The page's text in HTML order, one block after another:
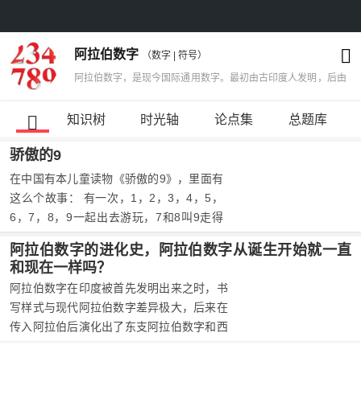
阿拉伯数字 （数字 | 符号）
阿拉伯数字，是现今国际通用数字。最初由古印度人发明，后由
的传播，成为该种数字最终被国际通用的关键节点，所以人们称
右，从左往右书写。借助一些简单的数学符号(小数点、负号、
百分号等)，这个系统可以明确的表示所有的有理数。为了表示
极大或极小的数字，人们在阿拉伯数字的基础上创造了科学记数
法。公元500年前后，随着经济、种姓制度的兴起和发展，印度
次大陆西北部的旁遮普地区的数学一直处于领先地位。
知识树 时光轴 论点集 总题库
骄傲的9
在中国有本儿童读物《骄傲的9》，里面有
这么个故事： 有一次，1，2，3，4，5，
6，7，8，9一起出去游玩，7和8叫9走得
快一点儿，可9却骄傲地说：“我是老大，我
不会听你们的。 ”走了一会儿，9不小心摔
了个跟头，变成了6，于是它只好站在8和7
的后面。 又过了一会儿，它觉得自己还是
比1，2，3，4，5大，所以又骄傲了起来。
1，2，3，4，5让它走得快一点儿，它还是
阿拉伯数字的进化史，阿拉伯数字从诞生开始就一直
和现在一样吗？
阿拉伯数字在印度被首先发明出来之时，书
写样式与现代阿拉伯数字差异极大，后来在
传入阿拉伯后演化出了东支阿拉伯数字和西